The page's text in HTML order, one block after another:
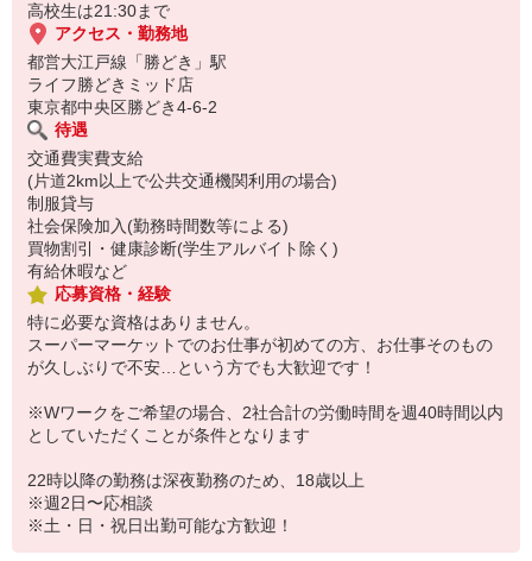
高校生は21:30まで
アクセス・勤務地
都営大江戸線「勝どき」駅
ライフ勝どきミッド店
東京都中央区勝どき4-6-2
待遇
交通費実費支給
(片道2km以上で公共交通機関利用の場合)
制服貸与
社会保険加入(勤務時間数等による)
買物割引・健康診断(学生アルバイト除く)
有給休暇など
応募資格・経験
特に必要な資格はありません。
スーパーマーケットでのお仕事が初めての方、お仕事そのもの
が久しぶりで不安…という方でも大歓迎です！
※Wワークをご希望の場合、2社合計の労働時間を週40時間以内
としていただくことが条件となります
22時以降の勤務は深夜勤務のため、18歳以上
※週2日〜応相談
※土・日・祝日出勤可能な方歓迎！